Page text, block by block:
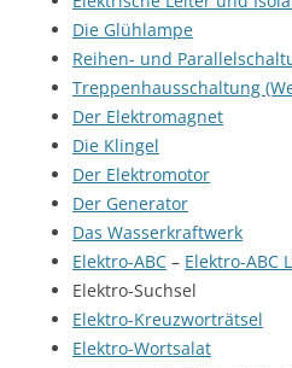
Die Glühlampe
Reihen- und
Treppenhausschaltung
Der Elektromagnet
Die Klingel
Der Elektromotor
Der Generator
Das Wasserkraftwerk
Elektro-ABC – Elektro-ABC
Elektro-Suchsel
Elektro-Kreuzworträtsel
Elektro-Wortsalat